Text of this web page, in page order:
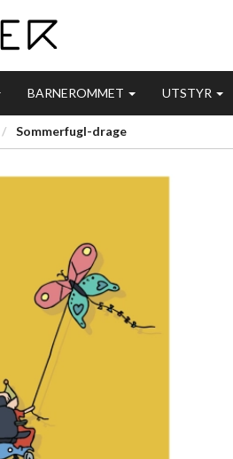
BARNEROMMET UTSTYR
Sommerfugl-drage